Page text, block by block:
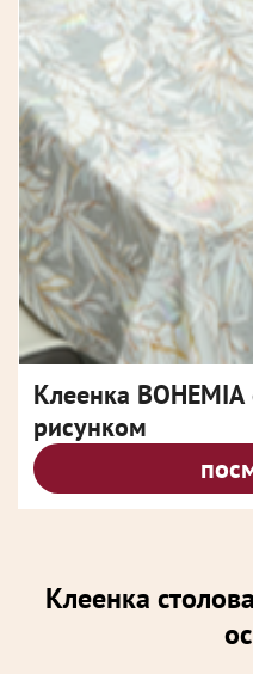
Клеенка
рисунком
Клеенка